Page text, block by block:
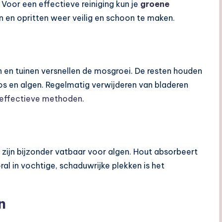
een effectieve reiniging kun je groene
en opritten weer veilig en schoon te maken.
tuinen versnellen de mosgroei. De resten houden
algen. Regelmatig verwijderen van bladeren
methoden.
bijzonder vatbaar voor algen. Hout absorbeert
in vochtige, schaduwrijke plekken is het